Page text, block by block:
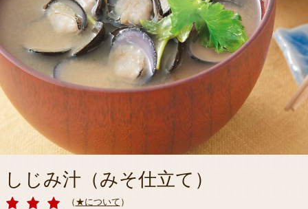
しじみ汁（みそ仕立て）
（ ★について ）